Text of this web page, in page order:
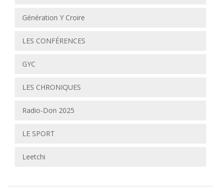
Génération Y Croire
LES CONFÉRENCES
GYC
LES CHRONIQUES
Radio-Don 2025
LE SPORT
Leetchi